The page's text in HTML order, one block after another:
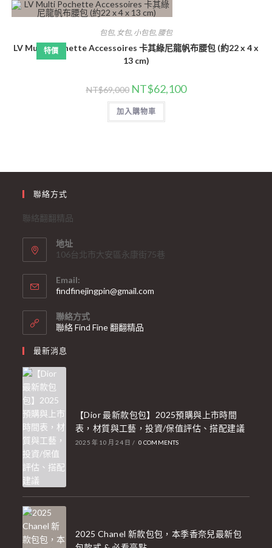
特價
包包, 女包, 小包包, 腰包
LV Multi Pochette Accessoires 卡其綠尼龍帆布腰包 (約22 x 4 x
13 cm)
NT$69,000 NT$62,100
加入購物車
聯絡方式
聯絡翻翻精品
地址
106台北市大安區永康街75巷
Email:
findfinejingpin@gmail.com
聯絡方式
聯絡 Find Fine 翻翻精品
最新消息
【Dior 最新款包包】2025預購與上市時間
表，材質與工藝，投資/保值評估、搭配建議
2025 年 10 月 24 日 / 0 COMMENTS
2025 Chanel 新款包包，本季香奈兒最新包